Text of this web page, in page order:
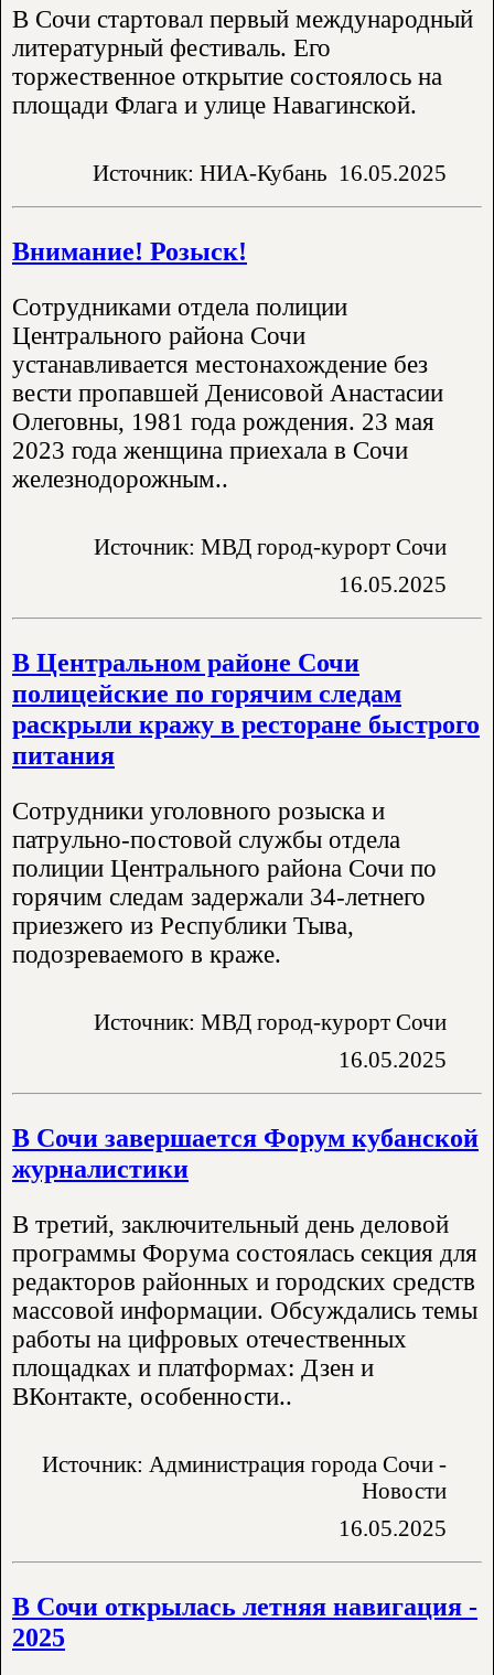
В Сочи стартовал первый международный
литературный фестиваль. Его
торжественное открытие состоялось на
площади Флага и улице Навагинской.
Источник: НИА-Кубань 16.05.2025
Внимание! Розыск!
Сотрудниками отдела полиции
Центрального района Сочи
устанавливается местонахождение без
вести пропавшей Денисовой Анастасии
Олеговны, 1981 года рождения. 23 мая
2023 года женщина приехала в Сочи
железнодорожным..
Источник: МВД город-курорт Сочи
16.05.2025
В Центральном районе Сочи
полицейские по горячим следам
раскрыли кражу в ресторане быстрого
питания
Сотрудники уголовного розыска и
патрульно-постовой службы отдела
полиции Центрального района Сочи по
горячим следам задержали 34-летнего
приезжего из Республики Тыва,
подозреваемого в краже.
Источник: МВД город-курорт Сочи
16.05.2025
В Сочи завершается Форум кубанской
журналистики
В третий, заключительный день деловой
программы Форума состоялась секция для
редакторов районных и городских средств
массовой информации. Обсуждались темы
работы на цифровых отечественных
площадках и платформах: Дзен и
ВКонтакте, особенности..
Источник: Администрация города Сочи -
Новости
16.05.2025
В Сочи открылась летняя навигация -
2025